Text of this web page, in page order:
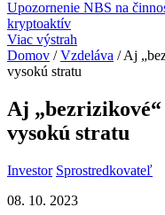
Upozornenie NBS na
kryptoaktív
Viac výstrah
Domov /Vzdeláva /Aj
vysokú stratu
Aj
vysokú stratu
Investor Sprostredkovateľ
08. 10. 2023